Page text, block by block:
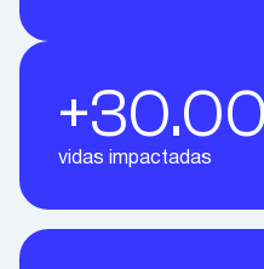
vidas impactadas